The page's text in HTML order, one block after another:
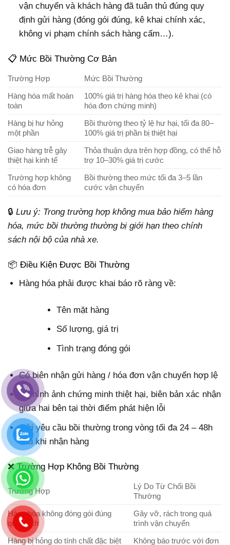
vận chuyển và khách hàng đã tuân thủ đúng quy
định gửi hàng (đóng gói đúng, kê khai chính xác,
không vi phạm chính sách hàng cấm…).
📋 Mức Bồi Thường Cơ Bản
Trường Hợp
Mức Bồi Thường
Hàng hóa mất hoàn
toàn
100% giá trị hàng hóa theo kê khai (có
hóa đơn chứng minh)
Hàng bị hư hỏng
một phần
Bồi thường theo tỷ lệ hư hại, tối đa 80–
100% giá trị phần bị thiệt hại
Giao hàng trễ gây
thiệt hại kinh tế
Thỏa thuận dựa trên hợp đồng, có thể hỗ
trợ 10–30% giá trị cước
Trường hợp không
có hóa đơn
Bồi thường theo mức tối đa 3–5 lần
cước vận chuyển
🔒 Lưu ý: Trong trường hợp không mua bảo hiểm hàng
hóa, mức bồi thường thường bị giới hạn theo chính
sách nội bộ của nhà xe.
📦 Điều Kiện Được Bồi Thường
Hàng hóa phải được khai báo rõ ràng về:
Tên mặt hàng
Số lượng, giá trị
Tình trạng đóng gói
Có biên nhận gửi hàng / hóa đơn vận chuyển hợp lệ
Có hình ảnh chứng minh thiệt hại, biên bản xác nhận
giữa hai bên tại thời điểm phát hiện lỗi
Gửi yêu cầu bồi thường trong vòng tối đa 24 – 48h
sau khi nhận hàng
❌ Trường Hợp Không Bồi Thường
Trường Hợp
Lý Do Từ Chối Bồi
Thường
Hàng hóa không đóng gói đúng
quy cách
Gây vỡ, rách trong quá
trình vận chuyển
Hàng bị hỏng do tính chất đặc biệt
Không báo trước với đơn